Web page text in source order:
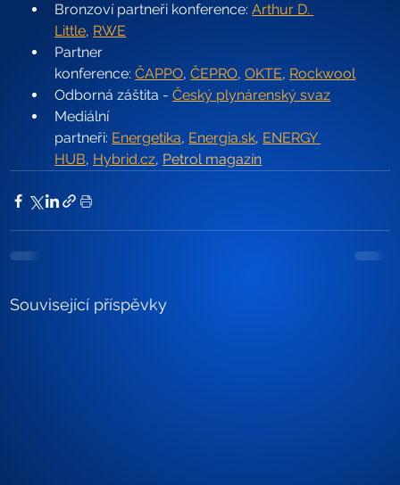
Bronzoví partneři konference: Arthur D.
Little, RWE
Partner
konference: ČAPPO, ČEPRO, OKTE, Rockwool
Odborná záštita - Český plynárenský svaz
Mediální
partneři: Energetika, Energia.sk, ENERGY
HUB, Hybrid.cz, Petrol magazín
Související příspěvky